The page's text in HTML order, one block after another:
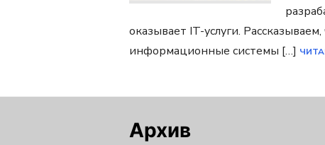
оказывает IT-услуги.
информационные системы […]
Архив